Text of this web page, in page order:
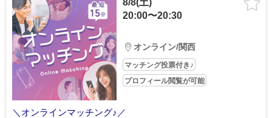
8/8(土)
20:00〜20:30
オンライン/関西
マッチング投票付き♪
プロフィール閲覧が可能
＼オンラインマッチング♪／